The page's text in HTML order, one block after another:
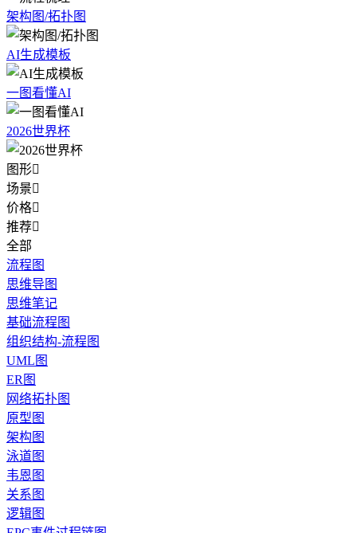
架构图/拓扑图
AI生成模板
一图看懂AI
2026世界杯
图形
场景
价格
推荐
全部
流程图
思维导图
思维笔记
基础流程图
组织结构-流程图
UML图
ER图
网络拓扑图
原型图
架构图
泳道图
韦恩图
关系图
逻辑图